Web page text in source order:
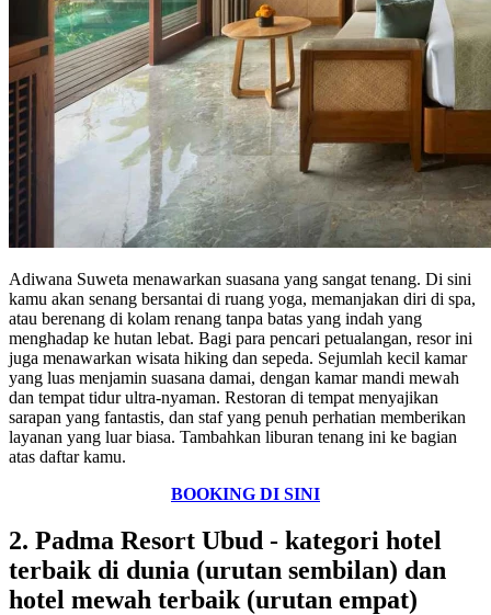
Adiwana Suweta menawarkan suasana yang sangat tenang. Di sini
kamu akan senang bersantai di ruang yoga, memanjakan diri di spa,
atau berenang di kolam renang tanpa batas yang indah yang
menghadap ke hutan lebat. Bagi para pencari petualangan, resor ini
juga menawarkan wisata hiking dan sepeda. Sejumlah kecil kamar
yang luas menjamin suasana damai, dengan kamar mandi mewah
dan tempat tidur ultra-nyaman. Restoran di tempat menyajikan
sarapan yang fantastis, dan staf yang penuh perhatian memberikan
layanan yang luar biasa. Tambahkan liburan tenang ini ke bagian
atas daftar kamu.
BOOKING DI SINI
2. Padma Resort Ubud - kategori hotel
terbaik di dunia (urutan sembilan) dan
hotel mewah terbaik (urutan empat)